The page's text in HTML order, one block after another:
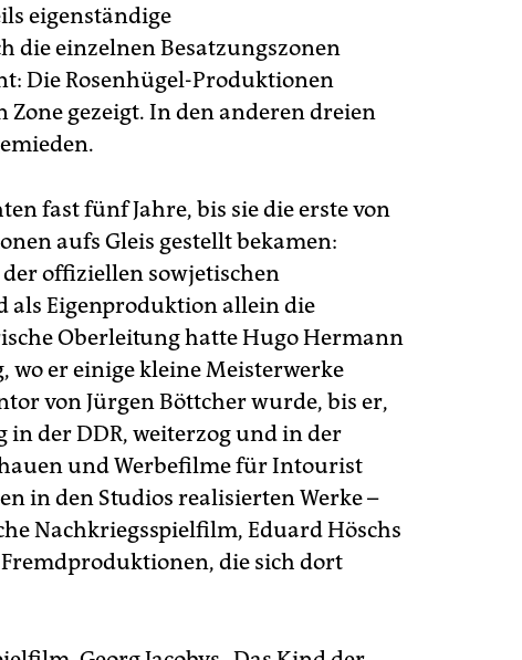
eigenständige
die einzelnen Besatzungszonen
Die Rosenhügel-Produktionen
gezeigt. In den anderen dreien
fast fünf Jahre, bis sie die erste von
aufs Gleis gestellt bekamen:
offiziellen sowjetischen
als Eigenproduktion allein die
Oberleitung hatte Hugo Hermann
wo er einige kleine Meisterwerke
von Jürgen Böttcher wurde, bis er,
der DDR, weiterzog und in der
und Werbefilme für Intourist
in den Studios realisierten Werke –
Nachkriegsspielfilm, Eduard Höschs
Fremdproduktionen, die sich dort